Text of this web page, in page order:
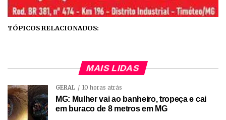
TÓPICOS RELACIONADOS:
MAIS LIDAS
GERAL 10 horas atrás
MG: Mulher vai ao banheiro, tropeça e cai
em buraco de 8 metros em MG